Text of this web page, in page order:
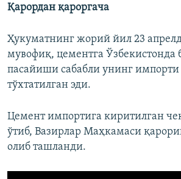
Қарордан қароргача
Ҳукуматнинг жорий йил 23
мувофиқ, цементга Ўзбекистонда
пасайиши сабабли унинг импорти
тўхтатилган эди.
Цемент импортига киритилган
ўтиб, Вазирлар Маҳкамаси
олиб ташланди.